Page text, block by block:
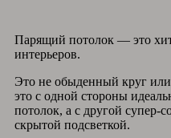
Парящий потолок — это
интерьеров.
Это не обыденный круг
это с одной стороны
потолок, а с другой супер-
скрытой подсветкой.